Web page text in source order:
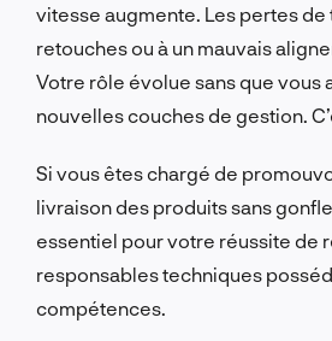
vitesse augmente. Les pertes de
retouches ou à un mauvais
Votre rôle évolue sans que vous
nouvelles couches de gestion.
Si vous êtes chargé de
livraison des produits sans
essentiel pour votre réussite de
responsables techniques
compétences.